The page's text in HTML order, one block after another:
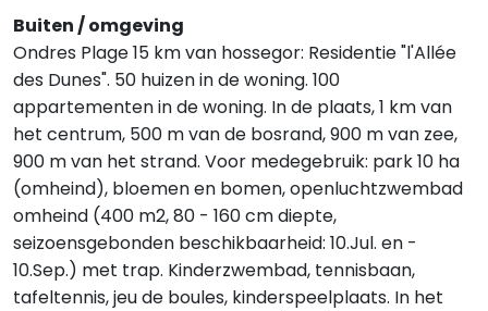
Buiten / omgeving
Ondres Plage 15 km van hossegor: Residentie "l'Allée
des Dunes". 50 huizen in de woning. 100
appartementen in de woning. In de plaats, 1 km van
het centrum, 500 m van de bosrand, 900 m van zee,
900 m van het strand. Voor medegebruik: park 10 ha
(omheind), bloemen en bomen, openluchtzwembad
omheind (400 m2, 80 - 160 cm diepte,
seizoensgebonden beschikbaarheid: 10.Jul. en -
10.Sep.) met trap. Kinderzwembad, tennisbaan,
tafeltennis, jeu de boules, kinderspeelplaats. In het